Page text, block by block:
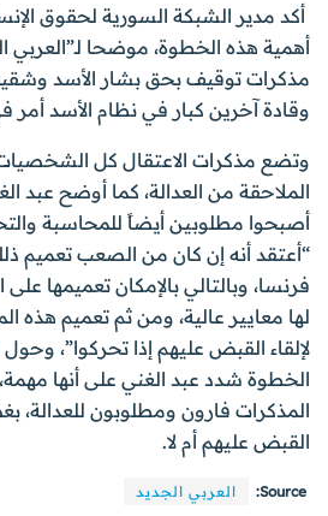
أكد مدير الشبكة السورية لحقوق
أهمية هذه الخطوة، موضحا لـ”العربي
مذكرات توقيف بحق بشار الأسد
وقادة آخرين كبار في نظام الأسد أمر
وتضع مذكرات الاعتقال كل
الملاحقة من العدالة، كما أوضح عبد
أصبحوا مطلوبين أيضاً للمحاسبة
“أعتقد أنه إن كان من الصعب تعميم
فرنسا، وبالتالي بالإمكان تعميمها
لها معايير عالية، ومن ثم تعميم هذه
لإلقاء القبض عليهم إذا تحركوا”،
الخطوة شدد عبد الغني على أنها
المذكرات فارون ومطلوبون للعدالة،
القبض عليهم أم لا.
Source: العربي الجديد